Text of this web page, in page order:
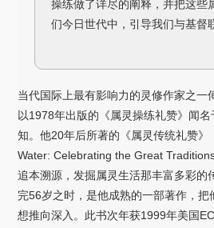
操练做了详尽的阐释，并把这些
们今日世代中，引导我们与基督
当代国际上最有影响力的灵修作家之一
以1978年出版的《属灵操练礼赞》闻
知。他20年后所著的《属灵传统礼赞》
Water: Celebrating the Great
追本溯源，发掘属灵生活那丰富多彩的
完56岁之时，是他成熟的一部著作，把
想推向深入。此书次年获1999年美国